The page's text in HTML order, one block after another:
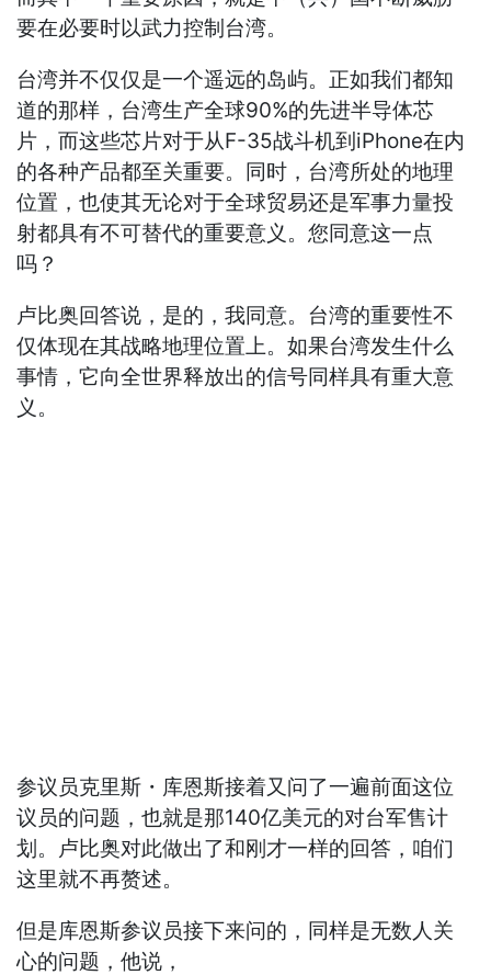
要在必要时以武力控制台湾。
台湾并不仅仅是一个遥远的岛屿。正如我们都知
道的那样，台湾生产全球90%的先进半导体芯
片，而这些芯片对于从F-35战斗机到iPhone在内
的各种产品都至关重要。同时，台湾所处的地理
位置，也使其无论对于全球贸易还是军事力量投
射都具有不可替代的重要意义。您同意这一点
吗？
卢比奥回答说，是的，我同意。台湾的重要性不
仅体现在其战略地理位置上。如果台湾发生什么
事情，它向全世界释放出的信号同样具有重大意
义。
参议员克里斯・库恩斯接着又问了一遍前面这位
议员的问题，也就是那140亿美元的对台军售计
划。卢比奥对此做出了和刚才一样的回答，咱们
这里就不再赘述。
但是库恩斯参议员接下来问的，同样是无数人关
心的问题，他说，